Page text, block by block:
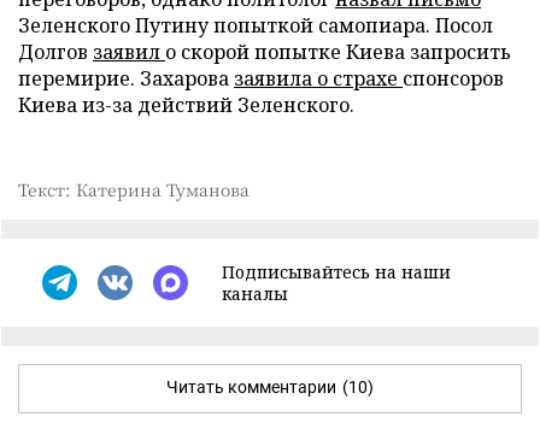
Зеленского Путину попыткой самопиара. Посол
Долгов заявил о скорой попытке Киева запросить
перемирие. Захарова заявила о страхе спонсоров
Киева из-за действий Зеленского.
Текст: Катерина Туманова
Подписывайтесь на наши
каналы
Читать комментарии (10)